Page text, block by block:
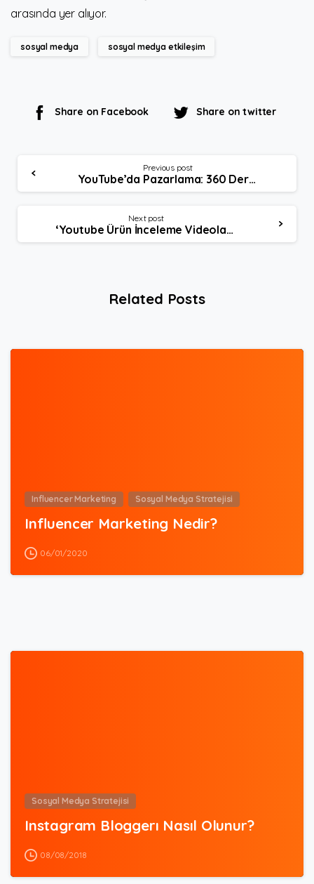
arasında yer alıyor.
sosyal medya sosyal medya etkileşim
Share on Facebook Share on twitter
Reading
Previous post
YouTube’da Pazarlama: 360 Derece Dönemi Çok Yakın!
Next post
‘Youtube Ürün İnceleme Videoları’ Kutu Açılımı
Related Posts
Influencer Marketing Sosyal Medya Stratejisi
Influencer Marketing Nedir?
06/01/2020
Sosyal Medya Stratejisi
Instagram Bloggerı Nasıl Olunur?
08/08/2018